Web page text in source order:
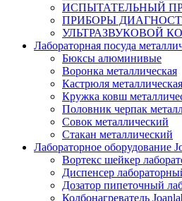
ИСПЫТАТЕЛЬНЫЙ
ПРИБОРЫ
УЛЬТРАЗВУКОВОЙ
Лабораторная посуда
Бюксы алюминивые
Воронка металлическая
Кастрюля металлическая
Кружка ковш
Половник черпак
Совок металлический
Стакан металлический
Лабораторное оборудование
Вортекс шейкер
Диспенсер
Дозатор пипеточный
Колбонагреватель